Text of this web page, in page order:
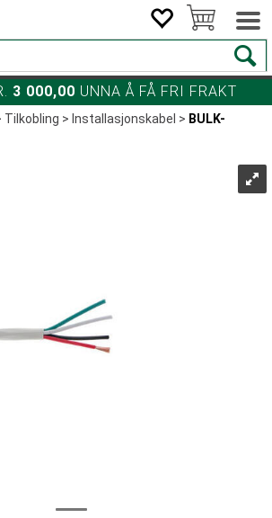
3 000,00 UNNA Å FÅ FRI FRAKT
Tilkobling> Installasjonskabel > BULK-